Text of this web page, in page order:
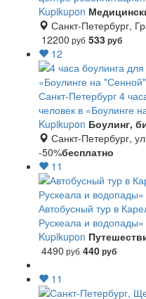
Kupikupon
Санкт-Петербург,
12200 руб 533руб
12
Санкт-Петербург 4
человек в «Боулинге
Kupikupon Боулинг,
Санкт-Петербург,
-50%бесплатно
11
Автобусный тур в
Рускеала и
Kupikupon
4490 руб 440руб
11